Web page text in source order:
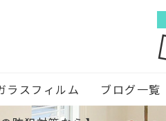
ラスフィルム ブログ一覧